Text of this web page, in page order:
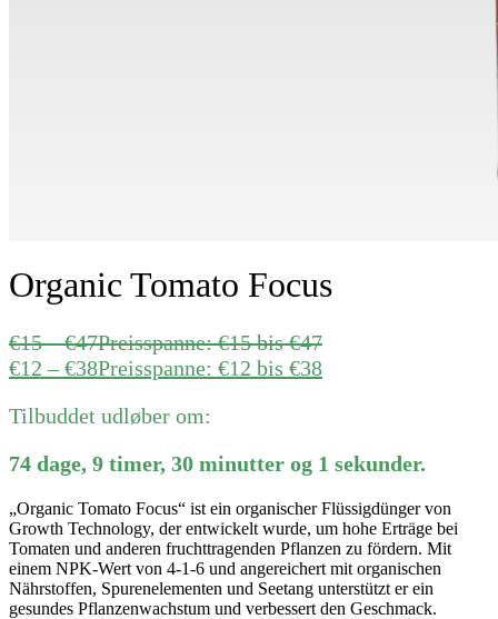
Organic Tomato Focus
€15 –€47Preisspanne: €15 bis €47
€12 –€38Preisspanne: €12 bis €38
Tilbuddet udløber om:
74 dage, 9 timer, 30 minutter og 1 sekunder.
„Organic Tomato Focus“ ist ein organischer Flüssigdünger von
Growth Technology, der entwickelt wurde, um hohe Erträge bei
Tomaten und anderen fruchttragenden Pflanzen zu fördern. Mit
einem NPK-Wert von 4-1-6 und angereichert mit organischen
Nährstoffen, Spurenelementen und Seetang unterstützt er ein
gesundes Pflanzenwachstum und verbessert den Geschmack.